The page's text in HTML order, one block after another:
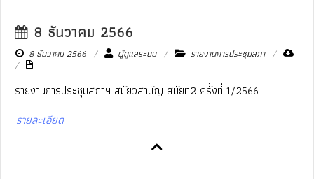
8 ธันวาคม 2566
8 ธันวาคม 2566 ผู้ดูแลระบบ รายงานการประชุมสภา
รายงานการประชุมสภาฯ สมัยวิสามัญ สมัยที่2 ครั้งที่ 1/2566
รายละเอียด